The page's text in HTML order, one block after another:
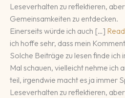
Leseverhalten zu reflektieren,
Gemeinsamkeiten zu entdecken.
Einerseits würde ich auch […]
ich hoffe sehr, dass mein
Solche Beiträge zu lesen finde ich
Mal schauen, vielleicht nehme ich
teil, irgendwie macht es ja immer
Leseverhalten zu reflektieren,